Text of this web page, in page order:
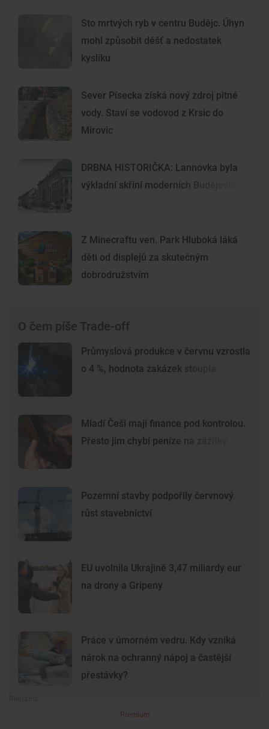
Sto mrtvých ryb v centru Budějc. Úhyn
mohl způsobit déšť a nedostatek
kyslíku
Sever Písecka získá nový zdroj pitné
vody. Staví se vodovod z Krsic do
Mirovic
DRBNA HISTORIČKA: Lannovka byla
výkladní skříní moderních Budějovic
Z Minecraftu ven. Park Hluboká láká
děti od displejů za skutečným
dobrodružstvím
O čem píše Trade-off
Průmyslová produkce v červnu vzrostla
o 4 %, hodnota zakázek stoupla
Mladí Češi mají finance pod kontrolou.
Přesto jim chybí peníze na zážitky
Pozemní stavby podpořily červnový
růst stavebnictví
EU uvolnila Ukrajině 3,47 miliardy eur
na drony a Gripeny
Práce v úmorném vedru. Kdy vzniká
nárok na ochranný nápoj a častější
přestávky?
Premium